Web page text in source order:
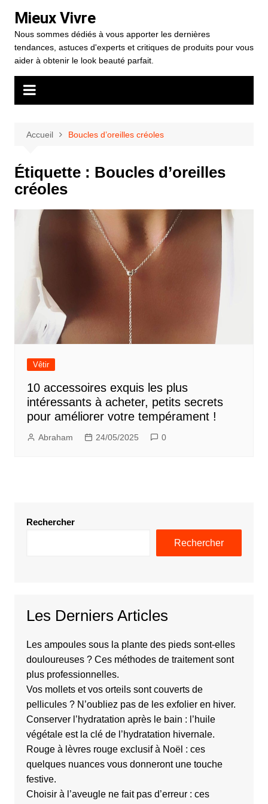
contenu
Mieux Vivre
Nous sommes dédiés à vous apporter les dernières
tendances, astuces d'experts et critiques de produits pour vous
aider à obtenir le look beauté parfait.
Accueil Boucles d’oreilles créoles
Étiquette : Boucles d’oreilles
créoles
Vêtir
10 accessoires exquis les plus
intéressants à acheter, petits secrets
pour améliorer votre tempérament !
Abraham 24/05/2025 0
Rechercher
Rechercher
Les Derniers Articles
Les ampoules sous la plante des pieds sont-elles
douloureuses ? Ces méthodes de traitement sont
plus professionnelles.
Vos mollets et vos orteils sont couverts de
pellicules ? N’oubliez pas de les exfolier en hiver.
Conserver l’hydratation après le bain : l’huile
végétale est la clé de l’hydratation hivernale.
Rouge à lèvres rouge exclusif à Noël : ces
quelques nuances vous donneront une touche
festive.
Choisir à l’aveugle ne fait pas d’erreur : ces